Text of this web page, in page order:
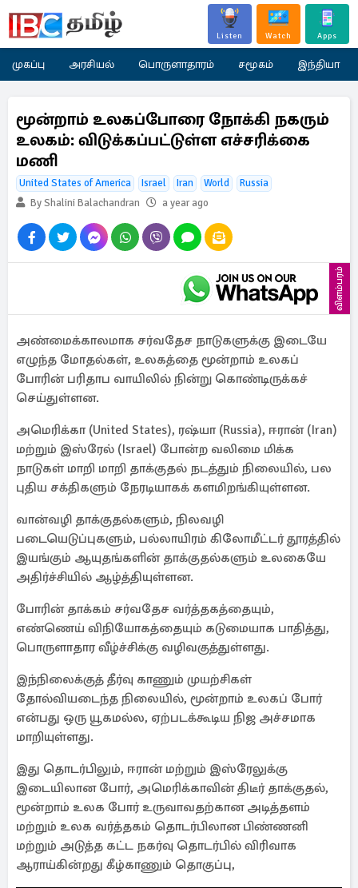
Listen Watch Apps
முகப்பு அரசியல் பொருளாதாரம் சமூகம் இந்தியா
மூன்றாம் உலகப்போரை நோக்கி நகரும்
உலகம்: விடுக்கப்பட்டுள்ள எச்சரிக்கை
மணி
United States of America Israel Iran World
Russia
By Shalini Balachandran
a year ago
விளம்பரம்
அண்மைக்காலமாக சர்வதேச நாடுகளுக்கு இடையே
எழுந்த மோதல்கள், உலகத்தை மூன்றாம் உலகப்
போரின் பரிதாப வாயிலில் நின்று கொண்டிருக்கச்
செய்துள்ளன.
அமெரிக்கா (United States), ரஷ்யா (Russia), ஈரான் (Iran)
மற்றும் இஸ்ரேல் (Israel) போன்ற வலிமை மிக்க
நாடுகள் மாறி மாறி தாக்குதல் நடத்தும் நிலையில், பல
புதிய சக்திகளும் நேரடியாகக் களமிறங்கியுள்ளன.
வான்வழி தாக்குதல்களும், நிலவழி
படையெடுப்புகளும், பல்லாயிரம் கிலோமீட்டர் தூரத்தில்
இயங்கும் ஆயுதங்களின் தாக்குதல்களும் உலகையே
அதிர்ச்சியில் ஆழ்த்தியுள்ளன.
போரின் தாக்கம் சர்வதேச வர்த்தகத்தையும்,
எண்ணெய் விநியோகத்தையும் கடுமையாக பாதித்து,
பொருளாதார வீழ்ச்சிக்கு வழிவகுத்துள்ளது.
இந்நிலைக்குத் தீர்வு காணும் முயற்சிகள்
தோல்வியடைந்த நிலையில், மூன்றாம் உலகப் போர்
என்பது ஒரு யூகமல்ல, ஏற்படக்கூடிய நிஜ அச்சமாக
மாறியுள்ளது.
இது தொடர்பிலும், ஈரான் மற்றும் இஸ்ரேலுக்கு
இடையிலான போர், அமெரிக்காவின் திடீர் தாக்குதல்,
மூன்றாம் உலக போர் உருவாவதற்கான அடித்தளம்
மற்றும் உலக வர்த்தகம் தொடர்பிலான பிண்ணனி
மற்றும் அடுத்த கட்ட நகர்வு தொடர்பில் விரிவாக
ஆராய்கின்றது கீழ்காணும் தொகுப்பு,